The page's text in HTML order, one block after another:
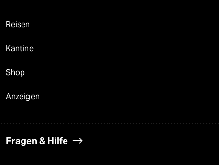
Reisen
Kantine
Shop
Anzeigen
Fragen & Hilfe